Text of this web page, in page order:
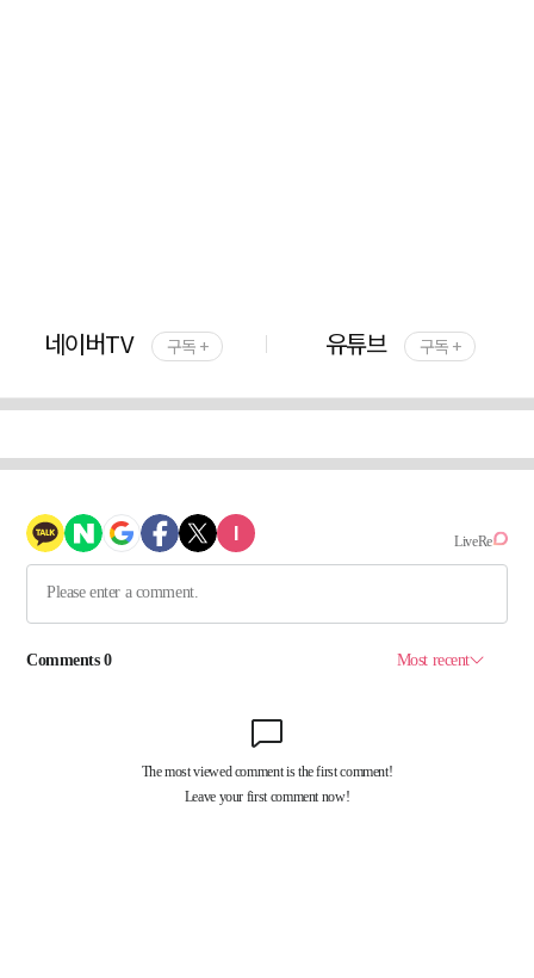
네이버TV 구독 + 유튜브 구독 +